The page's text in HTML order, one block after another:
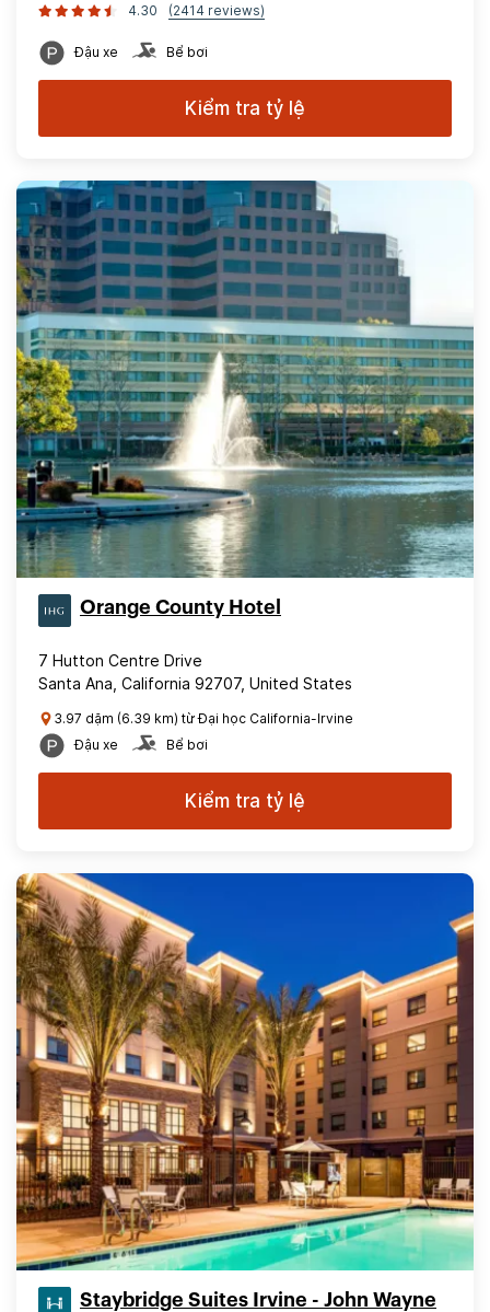
4.30
(2414 reviews)
Đậu xe Bể bơi
Kiểm tra tỷ lệ
Orange County Hotel
7 Hutton Centre Drive
Santa Ana, California 92707, United States
3.97 dặm (6.39 km) từ Đại học California-Irvine
Đậu xe
Bể bơi
Kiểm tra tỷ lệ
Staybridge Suites Irvine - John Wayne